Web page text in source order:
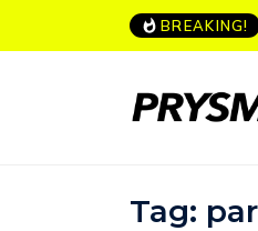
BREAKING!
Electronik de retour à
Tag: